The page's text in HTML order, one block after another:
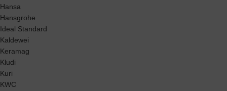
Hansa
Hansgrohe
Ideal Standard
Kaldewei
Keramag
Kludi
Kuri
KWC